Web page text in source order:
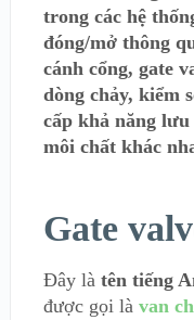
trong các hệ
đóng/mở thông
cánh cổng, gate
dòng chảy, kiểm
cấp khả năng
môi chất khác
Gate
Đây là tên tiếng
được gọi là van